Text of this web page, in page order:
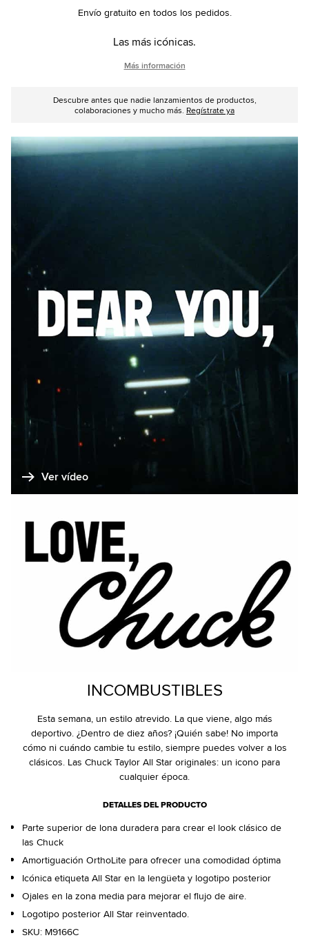
Envío gratuito en todos los pedidos.
Las más icónicas.
Más información
Descubre antes que nadie lanzamientos de productos,
colaboraciones y mucho más. Regístrate ya
Ver vídeo
INCOMBUSTIBLES
Esta semana, un estilo atrevido. La que viene, algo más
deportivo. ¿Dentro de diez años? ¡Quién sabe! No importa
cómo ni cuándo cambie tu estilo, siempre puedes volver a los
clásicos. Las Chuck Taylor All Star originales: un icono para
cualquier época.
DETALLES DEL PRODUCTO
Parte superior de lona duradera para crear el look clásico de
las Chuck
Amortiguación OrthoLite para ofrecer una comodidad óptima
Icónica etiqueta All Star en la lengüeta y logotipo posterior
Ojales en la zona media para mejorar el flujo de aire.
Logotipo posterior All Star reinventado.
SKU: M9166C